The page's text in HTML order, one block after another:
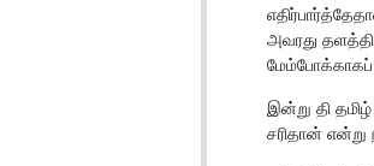
அவரது
மேம்போக்காகப்
இன்று தி
சரிதான்